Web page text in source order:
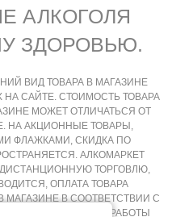
АЛКОГОЛЯ
ЗДОРОВЬЮ.
ВИД ТОВАРА В МАГАЗИНЕ
САЙТЕ. СТОИМОСТЬ ТОВАРА
МОЖЕТ ОТЛИЧАТЬСЯ ОТ
НА АКЦИОННЫЕ ТОВАРЫ,
ФЛАЖКАМИ, СКИДКА ПО
АЛКОМАРКЕТ
ТОРГОВЛЮ,
ОПЛАТА ТОВАРА
В СООТВЕТСТВИИ С
РФ И РЕЖИМОМ РАБОТЫ